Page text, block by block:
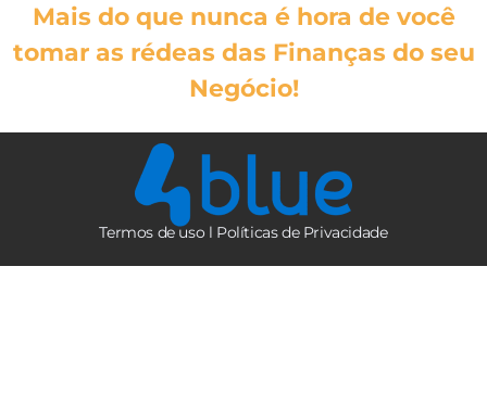
Mais do que nunca é hora de você
tomar as rédeas das Finanças do seu
Negócio!
Termos de uso l Políticas de Privacidade